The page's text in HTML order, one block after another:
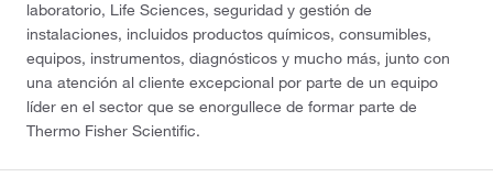
laboratorio, Life Sciences, seguridad y gestión de
instalaciones, incluidos productos químicos, consumibles,
equipos, instrumentos, diagnósticos y mucho más, junto con
una atención al cliente excepcional por parte de un equipo
líder en el sector que se enorgullece de formar parte de
Thermo Fisher Scientific.